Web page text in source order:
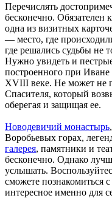
Перечислять
бесконечно.
одна из визитных
— место, где
где решались судьбы не
Нужно увидеть и
построенного при Иване
XVIII веке. Не может не
Спасителя, который
оберегая и защищая ее.
Новодевичий монастырь
Воробьевых горах,
галерея, памятники и
бесконечно. Однако
услышать.
сможете познакомиться
интересное именно для